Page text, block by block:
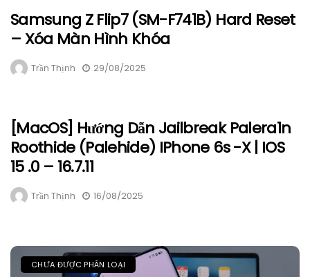
Samsung Z Flip7 (SM-F741B) Hard Reset
– Xóa Màn Hình Khóa
Trần Thịnh 29/08/2025
[macOS] Hướng Dẫn Jailbreak Palera1n
Roothide (Palehide) IPhone 6s -X | IOS
15 .0 – 16.7.11
Trần Thịnh 16/08/2025
CHƯA ĐƯỢC PHÂN LOẠI